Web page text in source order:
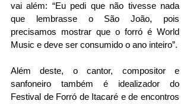
vai além: “Eu pedi que não tivesse nada
que lembrasse o São João, pois
precisamos mostrar que o forró é World
Music e deve ser consumido o ano inteiro”.
Além deste, o cantor, compositor e
sanfoneiro também é idealizador do
Festival de Forró de Itacaré e de encontros